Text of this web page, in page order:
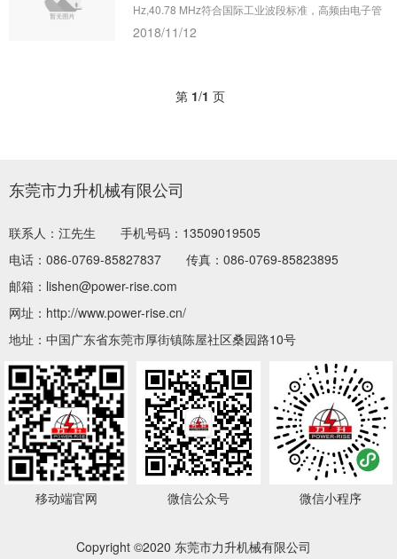
Hz,40.78 MHz符合国际工业波段标准，高频由电子管
自激振荡器产生商频电磁场，使加工塑胶在上下电极间
2018/11/12
第 1/1 页
东莞市力升机械有限公司
联系人：江先生
手机号码：13509019505
电话：086-0769-85827837
传真：086-0769-85823895
邮箱：lishen@power-rise.com
网址：http://www.power-rise.cn/
地址：中国广东省东莞市厚街镇陈屋社区桑园路10号
移动端官网 微信公众号 微信小程序
Copyright ©2020 东莞市力升机械有限公司